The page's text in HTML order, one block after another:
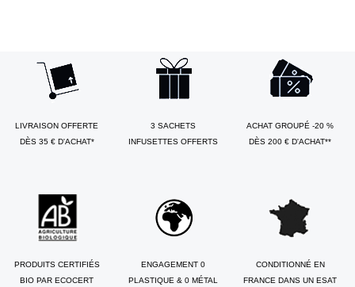
LIVRAISON OFFERTE
DÈS 35 € D'ACHAT*
3 SACHETS
INFUSETTES OFFERTS
ACHAT GROUPÉ -20 %
DÈS 200 € D'ACHAT**
PRODUITS CERTIFIÉS
BIO PAR ECOCERT
ENGAGEMENT 0
PLASTIQUE & 0 MÉTAL
CONDITIONNÉ EN
FRANCE DANS UN ESAT